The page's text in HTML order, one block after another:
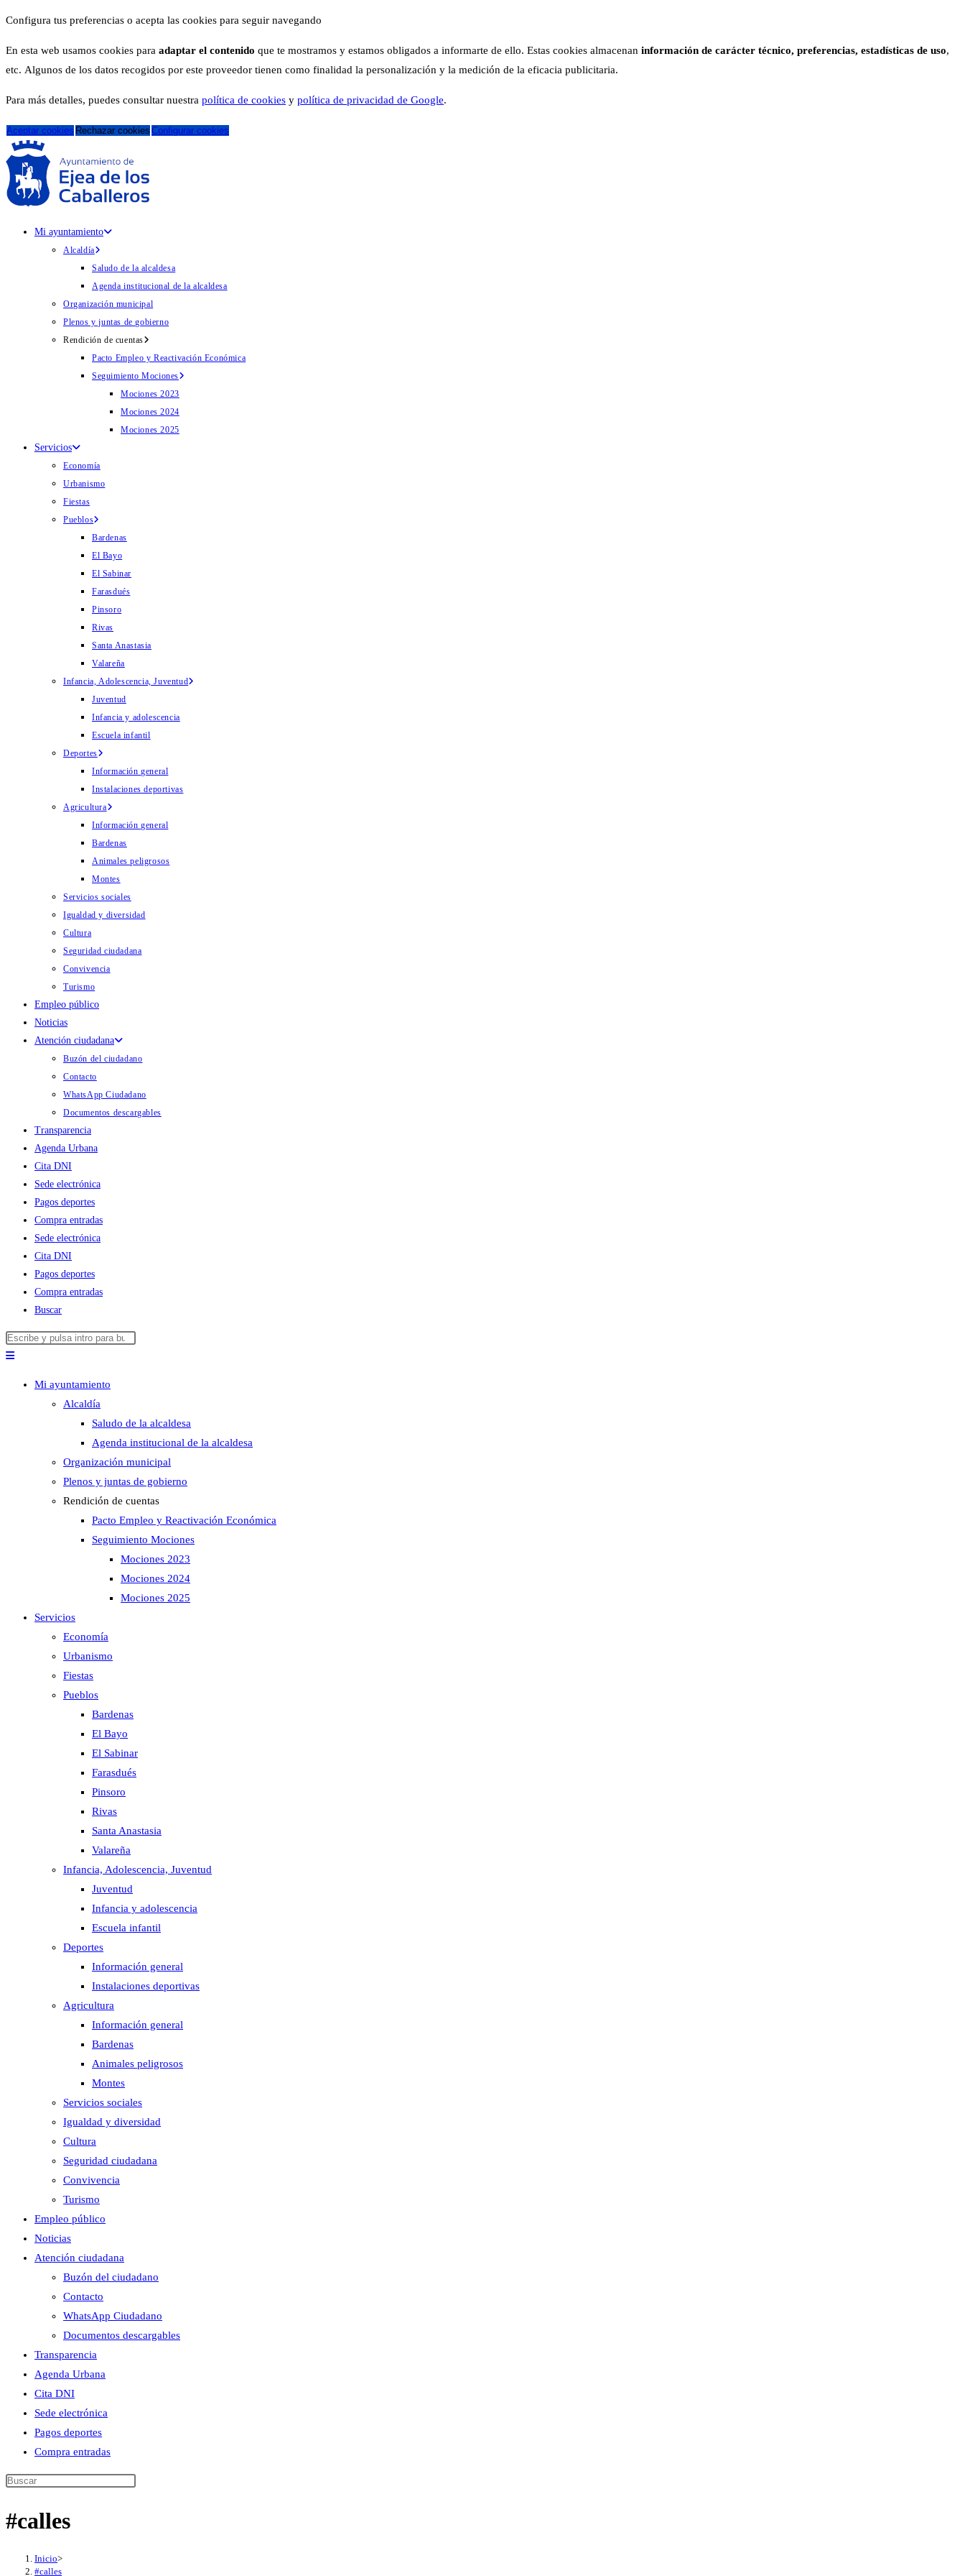
Configura tus preferencias o acepta las cookies para seguir navegando
En esta web usamos cookies para adaptar el contenido que te mostramos y estamos obligados a informarte de ello. Estas cookies almacenan información de carácter técnico, preferencias, estadísticas de uso,
etc. Algunos de los datos recogidos por este proveedor tienen como finalidad la personalización y la medición de la eficacia publicitaria.
Para más detalles, puedes consultar nuestra política de cookies y política de privacidad de Google.
Aceptar cookies Rechazar cookies Configurar cookies
Mi ayuntamiento
Alcaldía
Saludo de la alcaldesa
Agenda institucional de la alcaldesa
Organización municipal
Plenos y juntas de gobierno
Rendición de cuentas
Pacto Empleo y Reactivación Económica
Seguimiento Mociones
Mociones 2023
Mociones 2024
Mociones 2025
Servicios
Economía
Urbanismo
Fiestas
Pueblos
Bardenas
El Bayo
El Sabinar
Farasdués
Pinsoro
Rivas
Santa Anastasia
Valareña
Infancia, Adolescencia, Juventud
Juventud
Infancia y adolescencia
Escuela infantil
Deportes
Información general
Instalaciones deportivas
Agricultura
Información general
Bardenas
Animales peligrosos
Montes
Servicios sociales
Igualdad y diversidad
Cultura
Seguridad ciudadana
Convivencia
Turismo
Empleo público
Noticias
Atención ciudadana
Buzón del ciudadano
Contacto
WhatsApp Ciudadano
Documentos descargables
Transparencia
Agenda Urbana
Cita DNI
Sede electrónica
Pagos deportes
Compra entradas
Sede electrónica
Cita DNI
Pagos deportes
Compra entradas
Buscar
Buscar
en
panel
de
búsqueda.
Mi ayuntamiento
Alcaldía
Saludo de la alcaldesa
Agenda institucional de la alcaldesa
Organización municipal
Plenos y juntas de gobierno
Rendición de cuentas
Pacto Empleo y Reactivación Económica
Seguimiento Mociones
Mociones 2023
Mociones 2024
Mociones 2025
Servicios
Economía
Urbanismo
Fiestas
Pueblos
Bardenas
El Bayo
El Sabinar
Farasdués
Pinsoro
Rivas
Santa Anastasia
Valareña
Infancia, Adolescencia, Juventud
Juventud
Infancia y adolescencia
Escuela infantil
Deportes
Información general
Instalaciones deportivas
Agricultura
Información general
Bardenas
Animales peligrosos
Montes
Servicios sociales
Igualdad y diversidad
Cultura
Seguridad ciudadana
Convivencia
Turismo
Empleo público
Noticias
Atención ciudadana
Buzón del ciudadano
Contacto
WhatsApp Ciudadano
Documentos descargables
Transparencia
Agenda Urbana
Cita DNI
Sede electrónica
Pagos deportes
Compra entradas
Buscar
esta
#calles
Inicio>
#calles